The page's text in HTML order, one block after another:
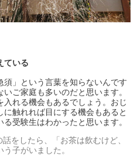
ている
」という言葉を知らないんです
ご家庭も多いのだと思います。
れる機会もあるでしょう。おじ
触れれば目にする機会もあると
受験生はわかったと思います。
をしたら、「お茶は飲むけど、
子がいました。